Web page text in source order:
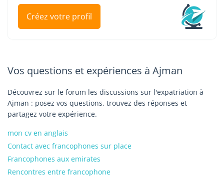
Créez votre profil
Vos questions et expériences à Ajman
Découvrez sur le forum les discussions sur l'expatriation à
Ajman : posez vos questions, trouvez des réponses et
partagez votre expérience.
mon cv en anglais
Contact avec francophones sur place
Francophones aux emirates
Rencontres entre francophone